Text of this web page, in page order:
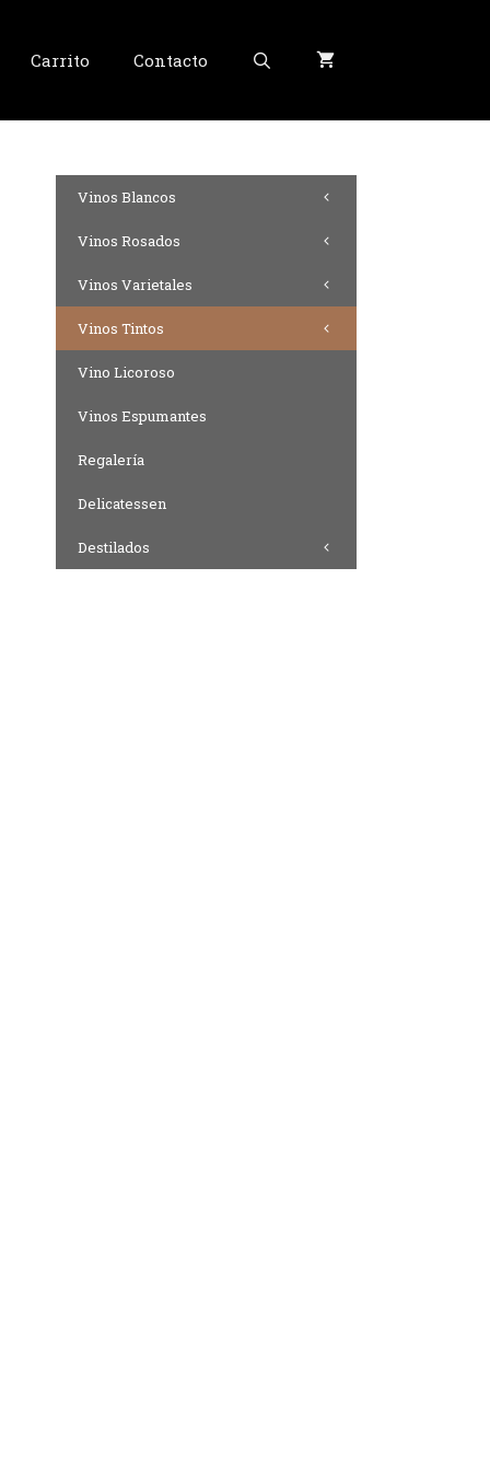
Carrito Contacto
Vinos Blancos
Vinos Rosados
Vinos Varietales
Vinos Tintos
Vino Licoroso
Vinos Espumantes
Regalería
Delicatessen
Destilados